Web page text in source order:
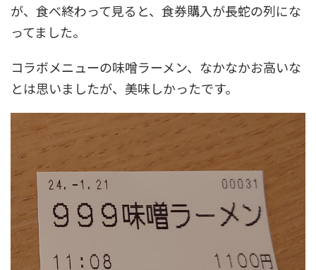
が、食べ終わって見ると、食券購入が長蛇の列にな
ってました。
コラボメニューの味噌ラーメン、なかなかお高いな
とは思いましたが、美味しかったです。